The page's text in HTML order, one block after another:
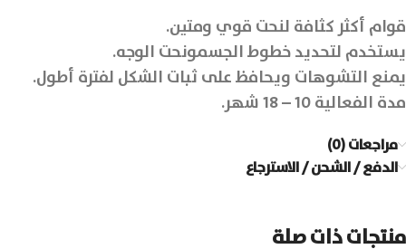
قوام أكثر كثافة لنحت قوي ومتين.
يستخدم لتحديد خطوط الجسمونحت الوجه.
يمنع التشوهات ويحافظ على ثبات الشكل لفترة أطول.
مدة الفعالية 10 – 18 شهر.
مراجعات (0)
الدفع / الشحن / الاسترجاع
منتجات ذات صلة